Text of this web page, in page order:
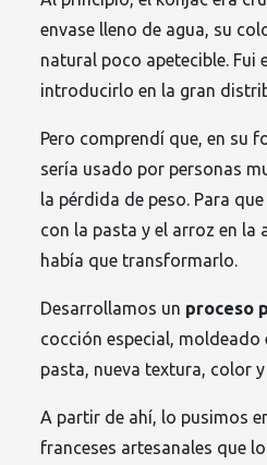
envase lleno de agua, su
natural poco apetecible. Fui
introducirlo en la gran
Pero comprendí que, en su
sería usado por personas
la pérdida de peso. Para
con la pasta y el arroz en la
había que transformarlo.
Desarrollamos un proceso
cocción especial,
pasta, nueva textura, color
A partir de ahí, lo pusimos
franceses artesanales que